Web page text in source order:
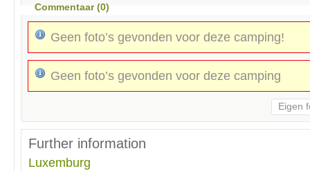
Commentaar (0)
Geen foto’s gevonden voor deze camping!
Geen foto’s gevonden voor deze camping
Eigen
Further information
Luxemburg